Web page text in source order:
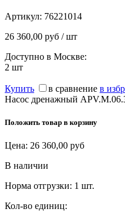
Артикул: 76221014
26 360,00 руб / шт
Доступно в Москве:
2 шт
Купить в сравнение в
Насос дренажный
Положить товар в корзину
Цена: 26 360,00 руб
В наличии
Норма отгрузки: 1 шт.
Кол-во единиц: